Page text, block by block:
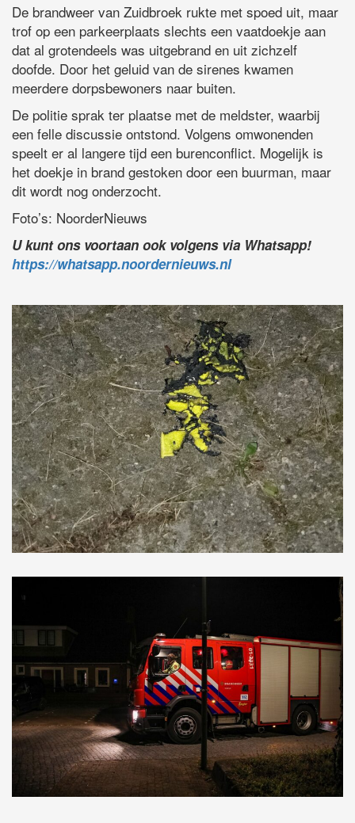
De brandweer van Zuidbroek rukte met spoed uit, maar
trof op een parkeerplaats slechts een vaatdoekje aan
dat al grotendeels was uitgebrand en uit zichzelf
doofde. Door het geluid van de sirenes kwamen
meerdere dorpsbewoners naar buiten.
De politie sprak ter plaatse met de meldster, waarbij
een felle discussie ontstond. Volgens omwonenden
speelt er al langere tijd een burenconflict. Mogelijk is
het doekje in brand gestoken door een buurman, maar
dit wordt nog onderzocht.
Foto’s: NoorderNieuws
U kunt ons voortaan ook volgens via Whatsapp!
https://whatsapp.noordernieuws.nl